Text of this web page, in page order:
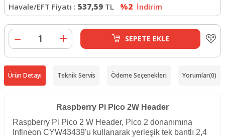
Havale/EFT Fiyatı : 537,59 TL %2 İndirim
SEPETE EKLE
Ürün Detayı Teknik Servis Ödeme Seçenekleri Yorumlar(0)
Raspberry Pi Pico 2W Header
Raspberry Pi Pico 2 W Header, Pico 2 donanımına
Infineon CYW43439'u kullanarak yerleşik tek bantlı 2,4